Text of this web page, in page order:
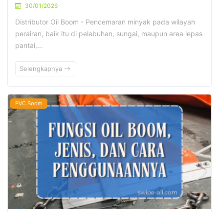
30/01/2026
Distributor Oil Boom - Pencemaran minyak pada wilayah
perairan, baik itu di pelabuhan, sungai, maupun area lepas
pantai,…
Selengkapnya
PVC Boom